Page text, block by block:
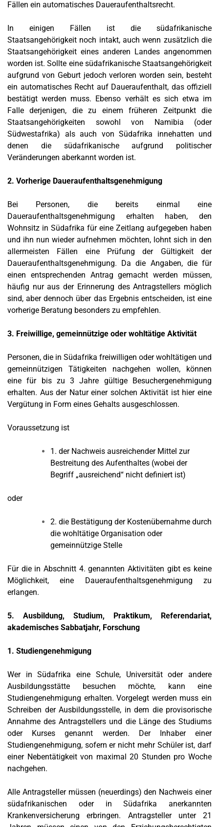
Fällen ein automatisches Daueraufenthaltsrecht.
In einigen Fällen ist die südafrikanische
Staatsangehörigkeit noch intakt, auch wenn zusätzlich die
Staatsangehörigkeit eines anderen Landes angenommen
worden ist. Sollte eine südafrikanische Staatsangehörigkeit
aufgrund von Geburt jedoch verloren worden sein, besteht
ein automatisches Recht auf Daueraufenthalt, das offiziell
bestätigt werden muss. Ebenso verhält es sich etwa im
Falle derjenigen, die zu einem früheren Zeitpunkt die
Staatsangehörigkeiten sowohl von Namibia (oder
Südwestafrika) als auch von Südafrika innehatten und
denen die südafrikanische aufgrund politischer
Veränderungen aberkannt worden ist.
2. Vorherige Daueraufenthaltsgenehmigung
Bei Personen, die bereits einmal eine
Daueraufenthaltsgenehmigung erhalten haben, den
Wohnsitz in Südafrika für eine Zeitlang aufgegeben haben
und ihn nun wieder aufnehmen möchten, lohnt sich in den
allermeisten Fällen eine Prüfung der Gültigkeit der
Daueraufenthaltsgenehmigung. Da die Angaben, die für
einen entsprechenden Antrag gemacht werden müssen,
häufig nur aus der Erinnerung des Antragstellers möglich
sind, aber dennoch über das Ergebnis entscheiden, ist eine
vorherige Beratung besonders zu empfehlen.
3. Freiwillige, gemeinnützige oder wohltätige Aktivität
Personen, die in Südafrika freiwilligen oder wohltätigen und
gemeinnützigen Tätigkeiten nachgehen wollen, können
eine für bis zu 3 Jahre gültige Besuchergenehmigung
erhalten. Aus der Natur einer solchen Aktivität ist hier eine
Vergütung in Form eines Gehalts ausgeschlossen.
Voraussetzung ist
1. der Nachweis ausreichender Mittel zur
Bestreitung des Aufenthaltes (wobei der
Begriff „ausreichend“ nicht definiert ist)
oder
2. die Bestätigung der Kostenübernahme durch
die wohltätige Organisation oder
gemeinnützige Stelle
Für die in Abschnitt 4. genannten Aktivitäten gibt es keine
Möglichkeit, eine Daueraufenthaltsgenehmigung zu
erlangen.
5. Ausbildung, Studium, Praktikum, Referendariat,
akademisches Sabbatjahr, Forschung
1. Studiengenehmigung
Wer in Südafrika eine Schule, Universität oder andere
Ausbildungsstätte besuchen möchte, kann eine
Studiengenehmigung erhalten. Vorgelegt werden muss ein
Schreiben der Ausbildungsstelle, in dem die provisorische
Annahme des Antragstellers und die Länge des Studiums
oder Kurses genannt werden. Der Inhaber einer
Studiengenehmigung, sofern er nicht mehr Schüler ist, darf
einer Nebentätigkeit von maximal 20 Stunden pro Woche
nachgehen.
Alle Antragsteller müssen (neuerdings) den Nachweis einer
südafrikanischen oder in Südafrika anerkannten
Krankenversicherung erbringen. Antragsteller unter 21